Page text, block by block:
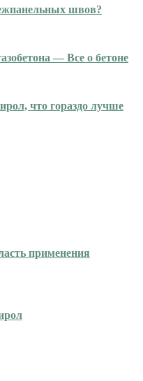
швов?
— Все о бетоне
что гораздо лучше
применения